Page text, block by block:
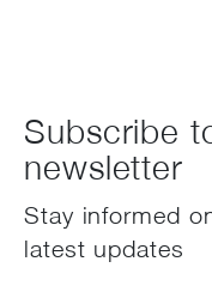
Subscribe
newsletter
Stay informed
latest updates